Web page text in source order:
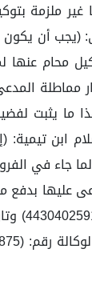
لكونها
التجارية
عنها
استمرار
ما يثبت